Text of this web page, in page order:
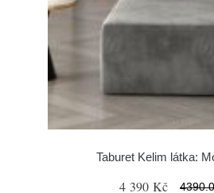
Taburet Kelim látka:
4 390 Kč